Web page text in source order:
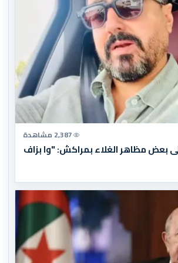
2,387 مشاهدة
بعض مظاهر الغلاء بمراكش: "وا بزاف